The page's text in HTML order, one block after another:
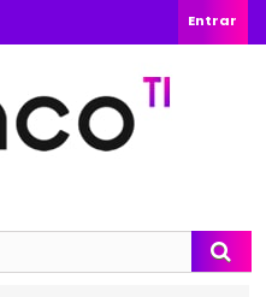
Entrar